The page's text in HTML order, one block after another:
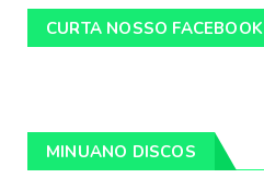
CURTA NOSSO FACEBOOK
MINUANO DISCOS